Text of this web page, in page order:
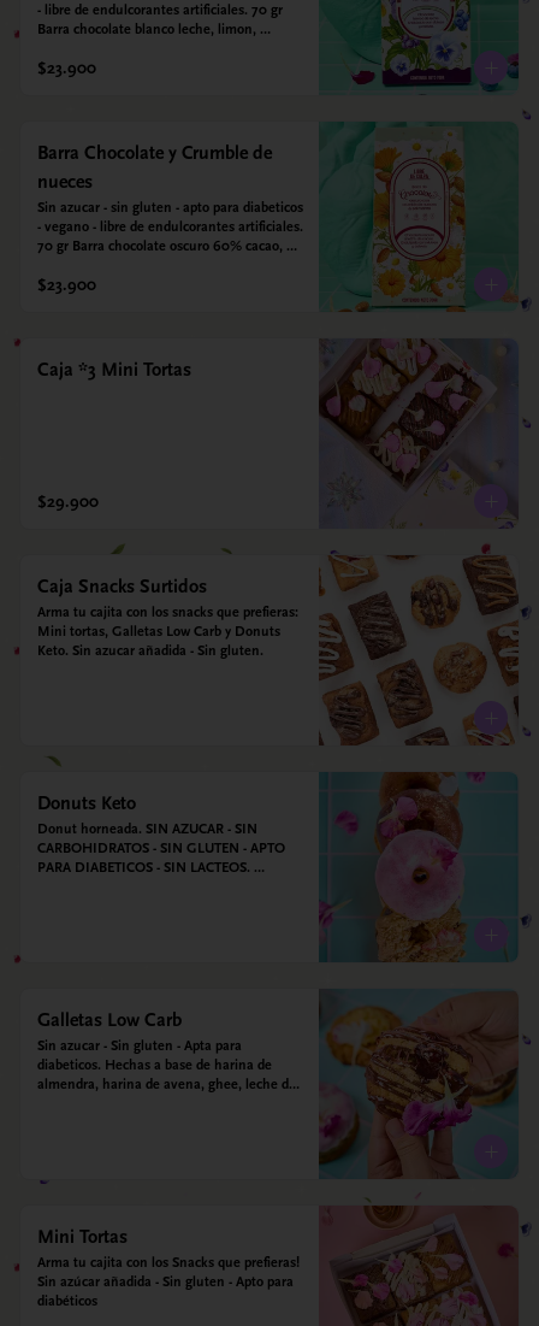
- libre de endulcorantes artificiales. 70 gr
Barra chocolate blanco leche, limon,
con alulosa.
$23.900
Barra Chocolate y Crumble de
nueces
Sin azucar - sin gluten - apto para diabeticos
- vegano - libre de endulcorantes artificiales.
70 gr Barra chocolate oscuro 60% cacao,
sal marina. Endulzada con alulosa.
$23.900
Caja *3 Mini Tortas
$29.900
Caja Snacks Surtidos
Arma tu cajita con los snacks que prefieras:
Mini tortas, Galletas Low Carb y Donuts
Keto. Sin azucar añadida - Sin gluten.
Donuts Keto
Donut horneada. SIN AZUCAR - SIN
CARBOHIDRATOS - SIN GLUTEN - APTO
PARA DIABETICOS - SIN LACTEOS.
Galletas Low Carb
Sin azucar - Sin gluten - Apta para
diabeticos. Hechas a base de harina de
almendra, harina de avena, ghee, leche de
Mini Tortas
Arma tu cajita con los Snacks que prefieras!
Sin azúcar añadida - Sin gluten - Apto para
diabéticos